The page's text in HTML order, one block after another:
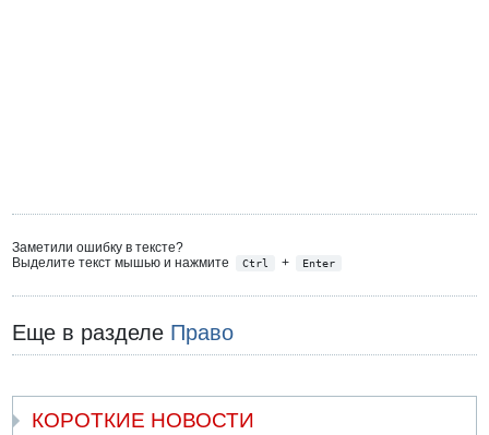
Заметили ошибку в тексте?
Выделите текст мышью и нажмите
Ctrl + Enter
Еще в разделе Право
КОРОТКИЕ НОВОСТИ